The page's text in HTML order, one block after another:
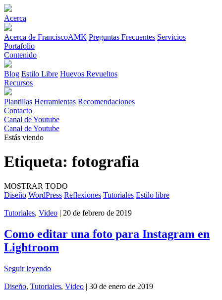
Acerca
Acerca de FranciscoAMK Preguntas Frecuentes Servicios
Portafolio
Contenido
Blog Estilo Libre Huevos Revueltos
Recursos
Plantillas Herramientas Recomendaciones
Contacto
Canal de Youtube
Canal de Youtube
Estás viendo
Etiqueta: fotografia
MOSTRAR TODO
Diseño WordPress Reflexiones Tutoriales Estilo libre
Tutoriales, Video | 20 de febrero de 2019
Como editar una foto para Instagram en
Lightroom
Seguir leyendo
Diseño, Tutoriales, Video | 30 de enero de 2019